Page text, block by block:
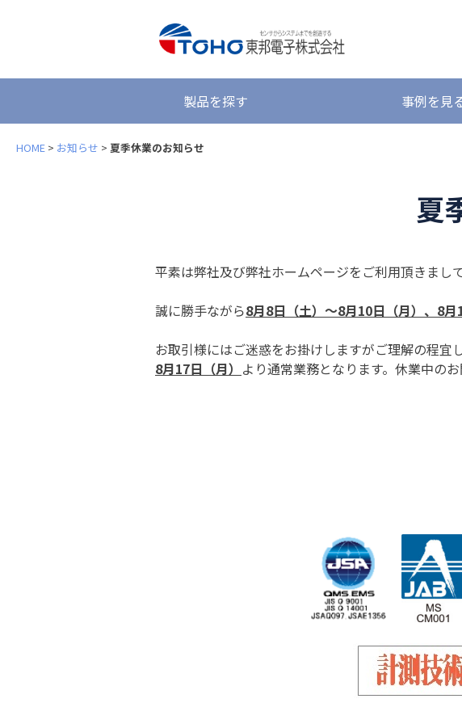
製品を探す 事例を見
HOME > お知らせ > 夏季休業のお知らせ
夏
平素は弊社及び弊社ホームページをご利用頂きまし
誠に勝手ながら8月8日（土）～8月10日（月）、8月
お取引様にはご迷惑をお掛けしますがご理解の程宜
8月17日（月） より通常業務となります。休業中の